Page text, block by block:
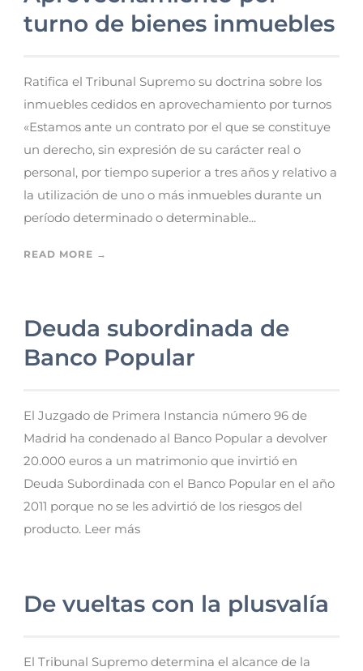
turno de bienes inmuebles
Ratifica el Tribunal Supremo su doctrina sobre los
inmuebles cedidos en aprovechamiento por turnos
«Estamos ante un contrato por el que se constituye
un derecho, sin expresión de su carácter real o
personal, por tiempo superior a tres años y relativo a
la utilización de uno o más inmuebles durante un
período determinado o determinable...
READ MORE →
Deuda subordinada de
Banco Popular
El Juzgado de Primera Instancia número 96 de
Madrid ha condenado al Banco Popular a devolver
20.000 euros a un matrimonio que invirtió en
Deuda Subordinada con el Banco Popular en el año
2011 porque no se les advirtió de los riesgos del
producto. Leer más
De vueltas con la plusvalía
El Tribunal Supremo determina el alcance de la